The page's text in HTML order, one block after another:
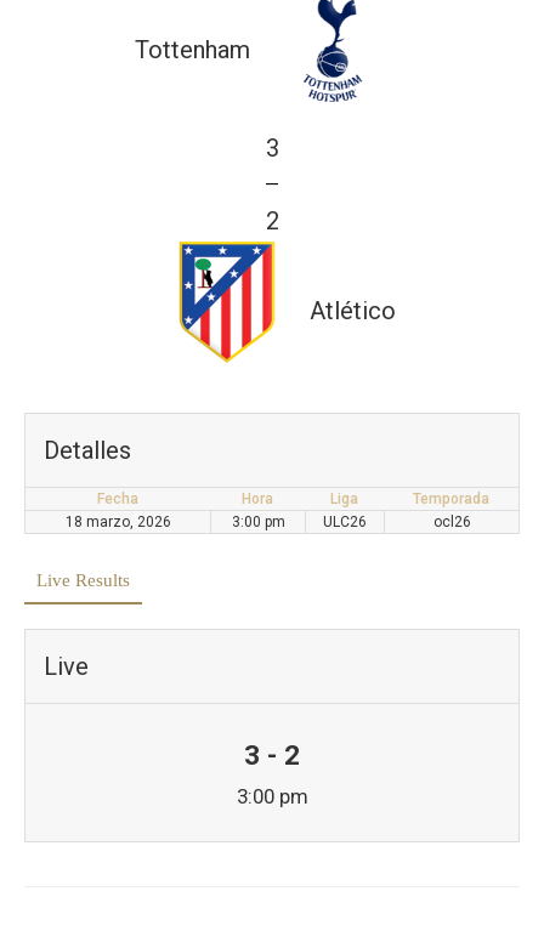
Tottenham
3
—
2
Atlético
Detalles
Fecha Hora Liga
Temporada
18 marzo, 2026
3:00 pm ULC26 ocl26
Live Results
Live
3 - 2
3:00 pm